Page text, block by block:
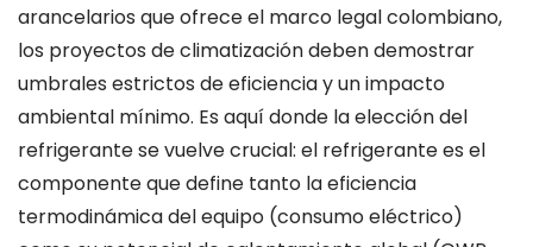
arancelarios que ofrece el marco legal colombiano,
los proyectos de climatización deben demostrar
umbrales estrictos de eficiencia y un impacto
ambiental mínimo. Es aquí donde la elección del
refrigerante se vuelve crucial: el refrigerante es el
componente que define tanto la eficiencia
termodinámica del equipo (consumo eléctrico)